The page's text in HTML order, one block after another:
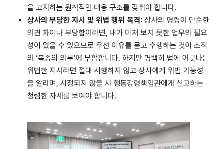
을 고지하는 원칙적인 대응 구조를 갖춰야 합니다.
상사의 부당한 지시 및 위법 행위 목격: 상사의 명령이 단순한
의견 차이나 부당함이라면, 내가 미처 보지 못한 업무의 필요
성이 있을 수 있으므로 우선 이유를 묻고 수행하는 것이 조직
의 ‘복종의 의무’에 부합합니다. 하지만 명백히 법에 어긋나는
위법한 지시라면 절대 시행하지 않고 상사에게 위법 가능성
을 알리며, 시정되지 않을 시 행동강령책임관에게 신고하는
청렴한 자세를 보여야 합니다.